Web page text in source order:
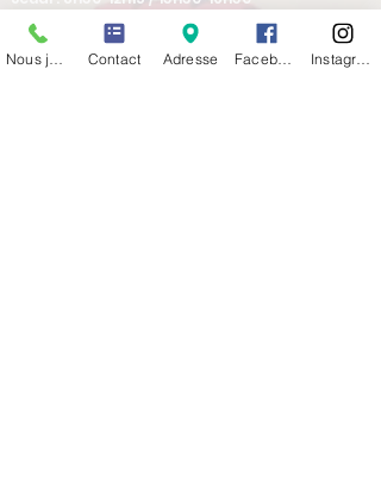
Vendredi : 8h30-12h15
Contact Adresse